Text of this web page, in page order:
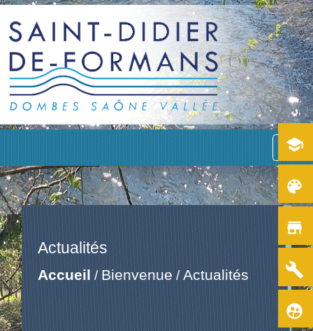
menu
Actualités
Accueil/ Bienvenue /Actualités
school
color_lens
store
build
supervised_user_circle